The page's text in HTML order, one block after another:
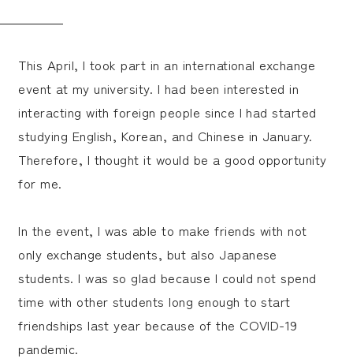
This April, I took part in an international exchange
event at my university. I had been interested in
interacting with foreign people since I had started
studying English, Korean, and Chinese in January.
Therefore, I thought it would be a good opportunity
for me.
In the event, I was able to make friends with not
only exchange students, but also Japanese
students. I was so glad because I could not spend
time with other students long enough to start
friendships last year because of the COVID-19
pandemic.